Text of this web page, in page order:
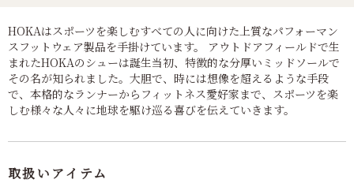
HOKAはスポーツを楽しむすべての人に向けた上質なパフォーマン
スフットウェア製品を手掛けています。 アウトドアフィールドで生
まれたHOKAのシューは誕生当初、特徴的な分厚いミッドソールで
その名が知られました。大胆で、時には想像を超えるような手段
で、本格的なランナーからフィットネス愛好家まで、スポーツを楽
しむ様々な人々に地球を駆け巡る喜びを伝えていきます。
取扱いアイテム